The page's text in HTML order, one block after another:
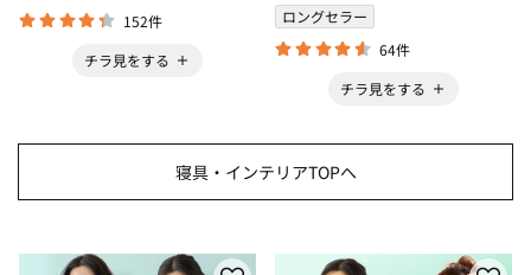
152件
チラ見をする
ロングセラー
64件
チラ見をする
寝具・インテリアTOPへ